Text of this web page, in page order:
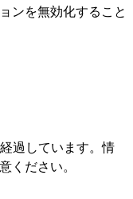
ンを無効化すること
過しています。情
ください。